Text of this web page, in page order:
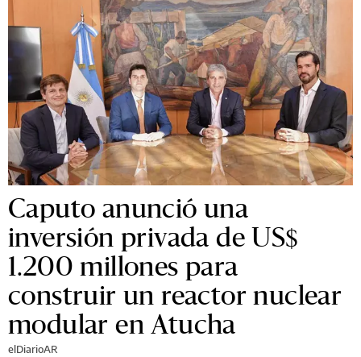
Caputo anunció una
inversión privada de US$
1.200 millones para
construir un reactor nuclear
modular en Atucha
elDiarioAR